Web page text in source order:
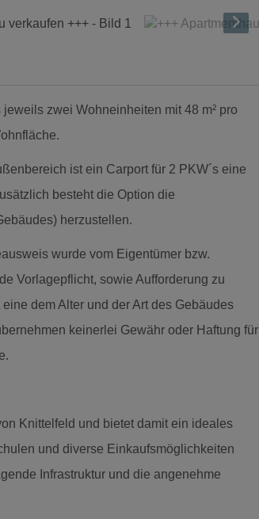
zwei Wohneinheiten mit 48 m² pro
ist ein Carport für 2 PKW´s eine
besteht die Option die
herzustellen.
wurde vom Eigentümer bzw.
Vorlagepflicht, sowie Aufforderung zu
dem Alter und der Art des Gebäudes
keinerlei Gewähr oder Haftung für
Knittelfeld und bietet damit ein ideales
und diverse Einkaufsmöglichkeiten
Infrastruktur und die angenehme